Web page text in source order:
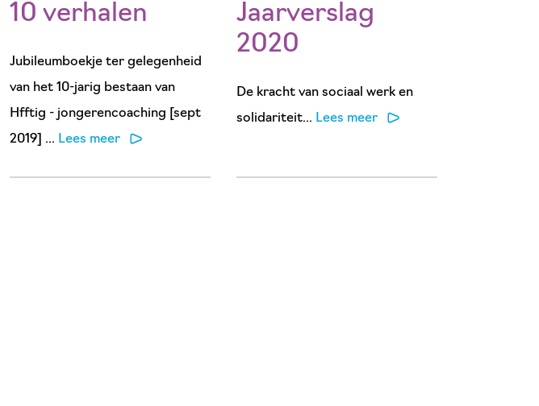
10 verhalen
Jubileumboekje ter gelegenheid
van het 10-jarig bestaan van
Hfftig - jongerencoaching [sept
2019] ... Lees meer
Jaarverslag
2020
De kracht van sociaal werk en
solidariteit... Lees meer